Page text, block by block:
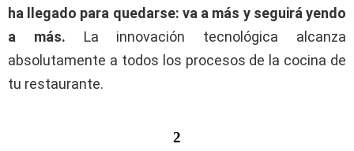
ha llegado para quedarse: va a más y seguirá yendo
a más. La innovación tecnológica alcanza
absolutamente a todos los procesos de la cocina de
tu restaurante.
2